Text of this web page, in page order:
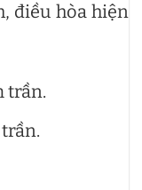
điều hòa hiện
trần.